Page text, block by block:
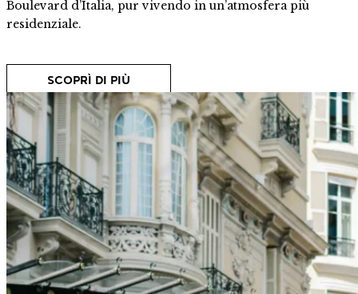
Boulevard d’Italia, pur vivendo in un’atmosfera più
residenziale.
SCOPRÌ DI PIÙ